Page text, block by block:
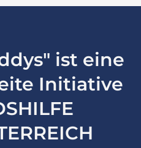
ist eine
Initiative